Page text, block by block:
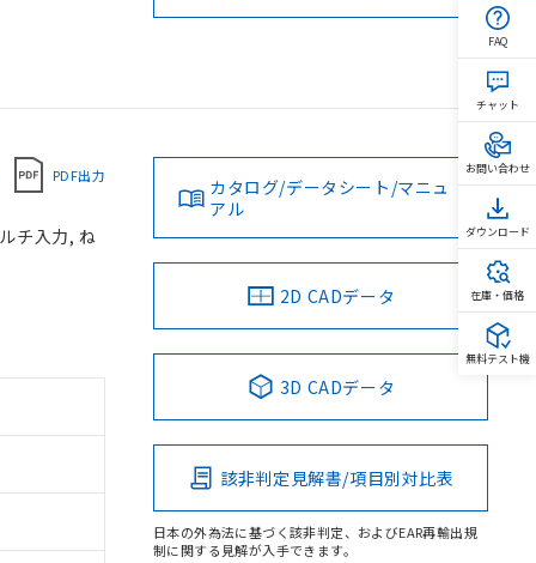
PDF出力
チ入力, ね
カタログ/データシート/マニュ
アル
2D CADデータ
3D CADデータ
該非判定見解書/項目別対比表
日本の外為法に基づく該非判定、およびEAR再輸出規
制に関する見解が入手できます。
FAQ
チャット
お問い合わせ
ダウンロード
在庫・価格
無料テスト機